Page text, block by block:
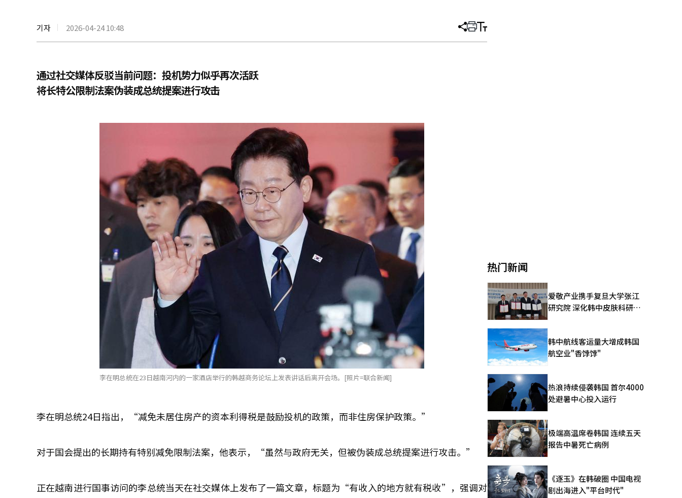
기자 2026-04-24 10:48 分
文
打 调
大
通过社交媒体反驳当前问题：投机势力似乎再次活跃
将长特公限制法案伪装成总统提案进行攻击
李在明总统在23日越南河内的一家酒店举行的韩越商务论坛上发表讲话后离开会场。[照片=联合新闻]
李在明总统24日指出，“减免未居住房产的资本利得税是鼓励投机的政策，而非住房保护政策。”
对于国会提出的长期持有特别减免限制法案，他表示，“虽然与政府无关，但被伪装成总统提案进行攻击。”
正在越南进行国事访问的李总统当天在社交媒体上发布了一篇文章，标题为“有收入的地方就有税收”，强调对
热门新闻
爱敬产业携手复旦大学张江
研究院 深化韩中皮肤科研合
韩中航线客运量大增成韩国
航空业"香饽饽"
热浪持续侵袭韩国 首尔4000
处避暑中心投入运行
极端高温席卷韩国 连续五天
报告中暑死亡病例
《逐玉》在韩破圈 中国电视
剧出海进入"平台时代"